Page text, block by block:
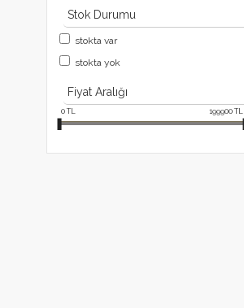
Stok Durumu
stokta var
stokta yok
Fiyat Aralığı
0 TL 199900TL